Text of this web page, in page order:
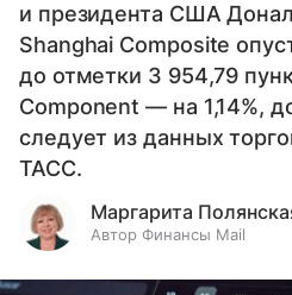
и президента США
Shanghai Composite
до отметки 3 954,79
Component — на 1,14%,
следует из данных
ТАСС.
Маргарита
Автор Финансы Mail